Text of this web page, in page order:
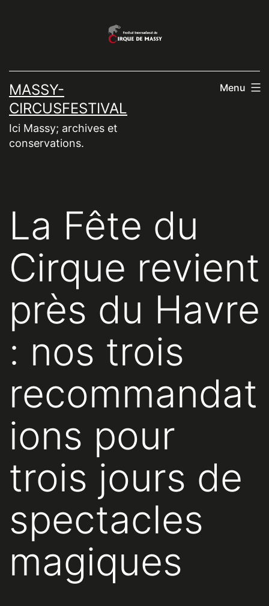
MASSY-
CIRCUSFESTIVAL
Ici Massy; archives et
conservations.
Menu
La Fête du
Cirque revient
près du Havre
: nos trois
recommandat
ions pour
trois jours de
spectacles
magiques